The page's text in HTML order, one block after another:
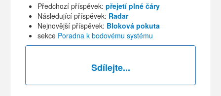
Předchozí příspěvek: přejetí plné čáry
Následující příspěvek: Radar
Nejnovější příspěvek: Bloková pokuta
sekce Poradna k bodovému systému
Sdílejte...